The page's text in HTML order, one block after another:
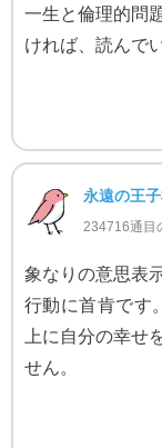
一生と倫理的問
ければ、読んで
永遠の王
234716通目
象なりの意思表
行動に首肯です
上に自分の幸せ
せん。